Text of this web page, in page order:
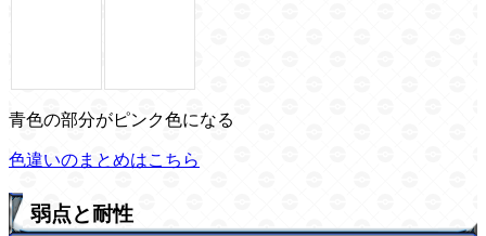
青色の部分がピンク色になる
色違いのまとめはこちら
弱点と耐性